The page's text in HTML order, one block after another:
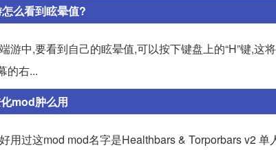
么看到眩晕值?
游中,要看到自己的眩晕值,可以按下键盘上的“H”键,
的右...
mod肿么用
用过这mod mod名字是Healthbars & Torporbars v2